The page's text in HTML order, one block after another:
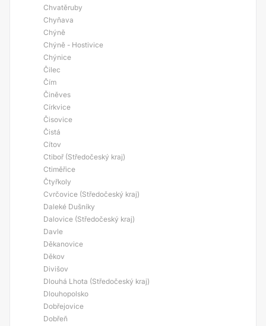
Chvatěruby
Chyňava
Chýně
Chýně - Hostivice
Chýnice
Čilec
Čím
Činěves
Církvice
Čisovice
Čistá
Cítov
Ctiboř (Středočeský kraj)
Ctiměřice
Čtyřkoly
Cvrčovice (Středočeský kraj)
Daleké Dušníky
Dalovice (Středočeský kraj)
Davle
Děkanovice
Děkov
Divišov
Dlouhá Lhota (Středočeský kraj)
Dlouhopolsko
Dobřejovice
Dobřeň